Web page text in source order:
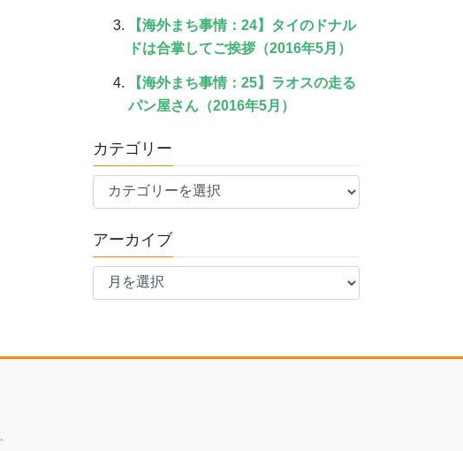
【海外まち事情：24】タイのドナル
ドは合掌してご挨拶（2016年5月）
【海外まち事情：25】ラオスの走る
パン屋さん（2016年5月）
カテゴリー
テ
リ
ー
アーカイブ
ア